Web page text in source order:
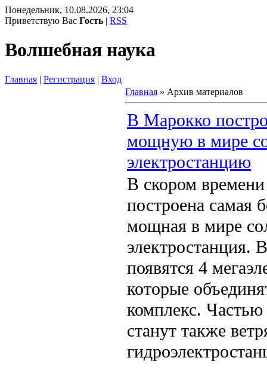
Понедельник, 10.08.2026, 23:04
Приветствую Вас Гость | RSS
Волшебная наука
Главная | Регистрация | Вход
Главная » Архив материалов
В Марокко
мощную в мире
электростанцию
В скором
построена самая
мощная в мире
электростанция.
появятся 4
которые
комплекс. Частью
станут также